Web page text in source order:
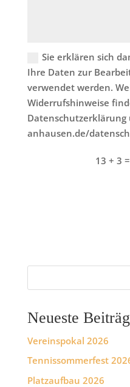
Sie erklären sich
Ihre Daten zur
verwendet werden.
Widerrufshinweise
anhausen.de/
13 + 3 =
Neueste
Vereinspokal 2026
Tennissommerfest
Platzaufbau 2026